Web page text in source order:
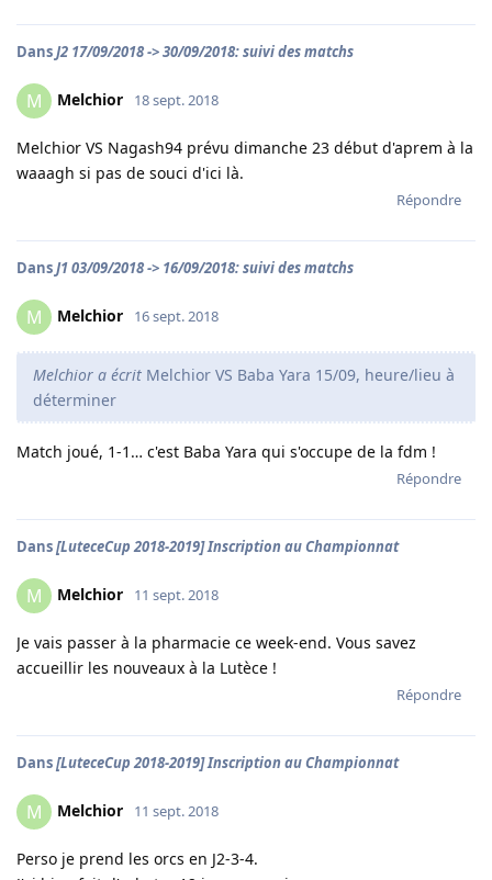
DansJ2 17/09/2018 -> 30/09/2018: suivi des matchs
M Melchior 18 sept. 2018
Melchior VS Nagash94 prévu dimanche 23 début d'aprem à la
waaagh si pas de souci d'ici là.
Répondre
DansJ1 03/09/2018 -> 16/09/2018: suivi des matchs
M Melchior 16 sept. 2018
Melchior a écrit Melchior VS Baba Yara 15/09, heure/lieu à
déterminer
Match joué, 1-1… c'est Baba Yara qui s'occupe de la fdm !
Répondre
Dans[LuteceCup 2018-2019] Inscription au Championnat
M Melchior 11 sept. 2018
Je vais passer à la pharmacie ce week-end. Vous savez
accueillir les nouveaux à la Lutèce !
Répondre
Dans[LuteceCup 2018-2019] Inscription au Championnat
M Melchior 11 sept. 2018
Perso je prend les orcs en J2-3-4.